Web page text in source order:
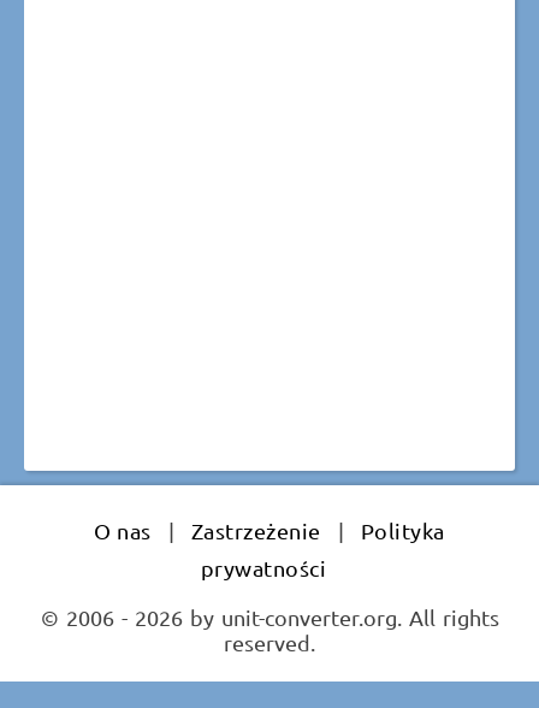
O nas | Zastrzeżenie |
Polityka
prywatności
© 2006 - 2026 by unit-converter.org. All rights
reserved.